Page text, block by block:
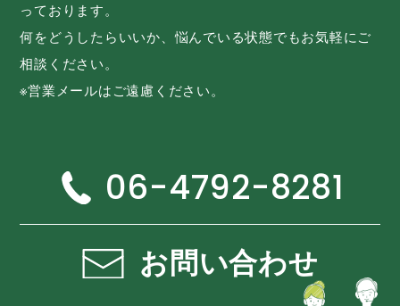
っております。
何をどうしたらいいか、悩んでいる状態でもお気軽にご
相談ください。
※営業メールはご遠慮ください。
06-4792-8281
お問い合わせ